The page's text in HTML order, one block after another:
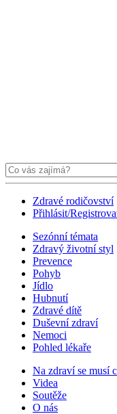
Zdravé rodičovství
Přihlásit/
Sezónní témata
Zdravý životní styl
Prevence
Pohyb
Jídlo
Hubnutí
Zdravé dítě
Duševní zdraví
Nemoci
Pohled lékaře
Na zdraví se musí
Videa
Soutěže
O nás